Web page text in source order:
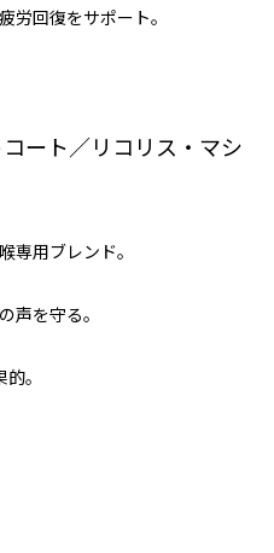
労回復をサポート。
ート／リコリス・マシ
専用ブレンド。
声を守る。
。